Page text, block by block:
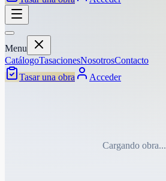
Menu
CatálogoTasacionesNosotrosContacto
Tasar una obra
Acceder
Cargando obra...